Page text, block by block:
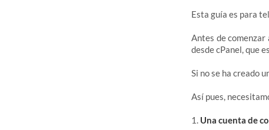
Esta guía es para
Antes de
desde cPanel, que
Si no se ha creado
Así pues,
Una cuenta de